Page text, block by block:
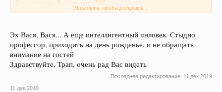
С уважением, Tragopogon
Нажмите, чтобы раскрыть...
Эх Вася, Вася... А еще интеллигентный чнловек. Стыдно
профессор, приходить на день рожденье, и не обращать
внимание на гостей
Здравствуйте, Трап, очень рад Вас видеть
Последнее редактирование: 11 дек 2019
11 дек 2019